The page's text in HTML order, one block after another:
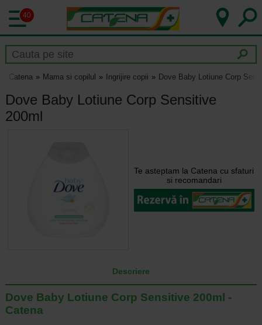
40
Catena Mama si copilul Ingrijire copii Dove Baby Lotiune Corp
Dove Baby Lotiune Corp Sensitive
200ml
Te asteptam la Catena cu sfaturi
si recomandari
Descriere
Dove Baby Lotiune Corp Sensitive 200ml -
Catena